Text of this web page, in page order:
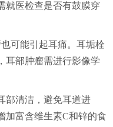
就医检查是否有鼓膜穿
可能引起耳痛。耳垢栓
耳部肿瘤需进行影像学
部清洁，避免耳道进
加富含维生素C和锌的食